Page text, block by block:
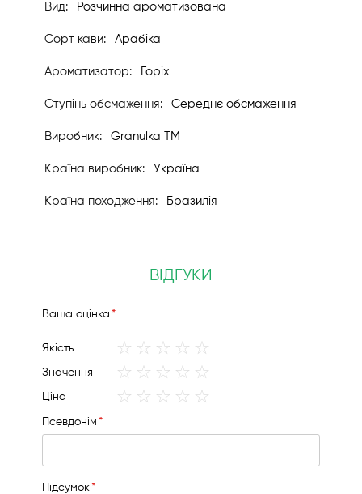
Розчинна ароматизована
Арабіка
Горіх
Середнє обсмаження
Granulka TM
Україна
Бразилія
ВІДГУКИ
Вашa оцінка
Якість
1
2
3
4
Значення
1
2
3
4
Ціна
1
2
3
4
Псевдонім
Підсумок